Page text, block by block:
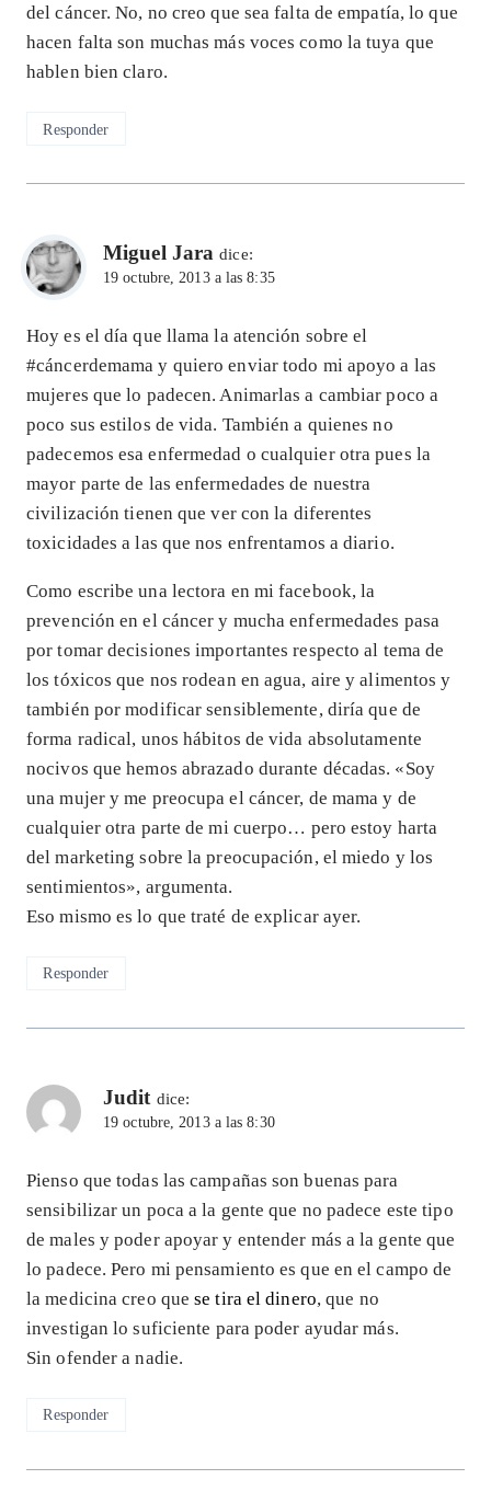
del cáncer. No, no creo que sea falta de empatía, lo que
hacen falta son muchas más voces como la tuya que
hablen bien claro.
Responder
Miguel Jara dice:
19 octubre, 2013 a las 8:35
Hoy es el día que llama la atención sobre el
#cáncerdemama y quiero enviar todo mi apoyo a las
mujeres que lo padecen. Animarlas a cambiar poco a
poco sus estilos de vida. También a quienes no
padecemos esa enfermedad o cualquier otra pues la
mayor parte de las enfermedades de nuestra
civilización tienen que ver con la diferentes
toxicidades a las que nos enfrentamos a diario.
Como escribe una lectora en mi facebook, la
prevención en el cáncer y mucha enfermedades pasa
por tomar decisiones importantes respecto al tema de
los tóxicos que nos rodean en agua, aire y alimentos y
también por modificar sensiblemente, diría que de
forma radical, unos hábitos de vida absolutamente
nocivos que hemos abrazado durante décadas. «Soy
una mujer y me preocupa el cáncer, de mama y de
cualquier otra parte de mi cuerpo… pero estoy harta
del marketing sobre la preocupación, el miedo y los
sentimientos», argumenta.
Eso mismo es lo que traté de explicar ayer.
Responder
Judit dice:
19 octubre, 2013 a las 8:30
Pienso que todas las campañas son buenas para
sensibilizar un poca a la gente que no padece este tipo
de males y poder apoyar y entender más a la gente que
lo padece. Pero mi pensamiento es que en el campo de
la medicina creo quese tira el dinero, que no
investigan lo suficiente para poder ayudar más.
Sin ofender a nadie.
Responder